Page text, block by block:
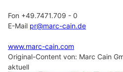
Fon +49.7471.709 - 0
E-Mail pr@marc-cain.de
www.marc-cain.com
Original-Content von: Marc Cain
aktuell